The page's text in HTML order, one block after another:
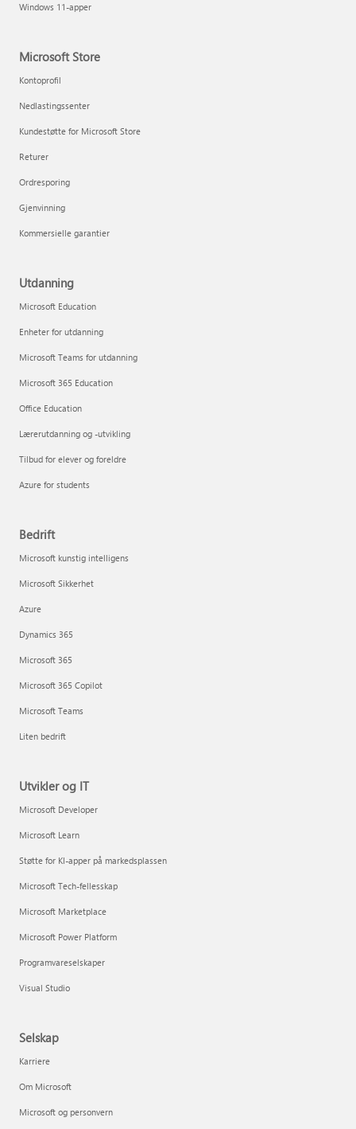
Windows 11-apper
Microsoft Store
Kontoprofil
Nedlastingssenter
Kundestøtte for Microsoft Store
Returer
Ordresporing
Gjenvinning
Kommersielle garantier
Utdanning
Microsoft Education
Enheter for utdanning
Microsoft Teams for utdanning
Microsoft 365 Education
Office Education
Lærerutdanning og -utvikling
Tilbud for elever og foreldre
Azure for students
Bedrift
Microsoft kunstig intelligens
Microsoft Sikkerhet
Azure
Dynamics 365
Microsoft 365
Microsoft 365 Copilot
Microsoft Teams
Liten bedrift
Utvikler og IT
Microsoft Developer
Microsoft Learn
Støtte for KI-apper på markedsplassen
Microsoft Tech-fellesskap
Microsoft Marketplace
Microsoft Power Platform
Programvareselskaper
Visual Studio
Selskap
Karriere
Om Microsoft
Microsoft og personvern